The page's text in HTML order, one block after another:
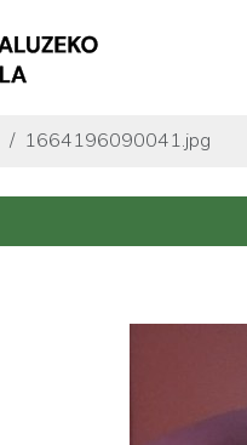
1664196090041.jpg